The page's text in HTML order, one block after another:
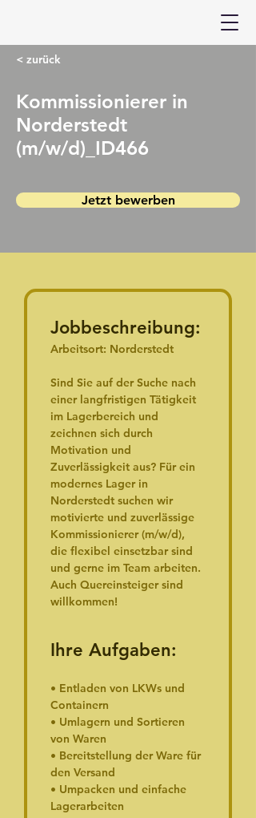
< zurück
Kommissionierer in
Norderstedt
(m/w/d)_ID466
Jetzt bewerben
Jobbeschreibung:
Arbeitsort: Norderstedt
Sind Sie auf der Suche nach
einer langfristigen Tätigkeit
im Lagerbereich und
zeichnen sich durch
Motivation und
Zuverlässigkeit aus? Für ein
modernes Lager in
Norderstedt suchen wir
motivierte und zuverlässige
Kommissionierer (m/w/d),
die flexibel einsetzbar sind
und gerne im Team arbeiten.
Auch Quereinsteiger sind
willkommen!
Ihre Aufgaben:
• Entladen von LKWs und
Containern
• Umlagern und Sortieren
von Waren
• Bereitstellung der Ware für
den Versand
• Umpacken und einfache
Lagerarbeiten